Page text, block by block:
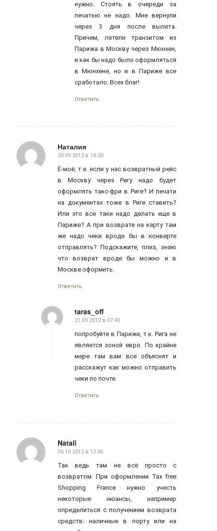
нужно. Стоять в очереди за
печатью не надо. Мне вернули
через 3 дня после вылета.
Причем, летели транзитом из
Парижа в Москву через Мюнхен,
и как бы надо было оформляться
в Мюнхене, но и в Париже все
сработало. Всех благ!
Ответить
Наталия
говорит:
20.09.2012 в 18:30
Ё-моё, т.е. если у нас возвратный рейс
в Москву через Ригу надо будет
оформлять такс-фри в Риге? И печати
на документах тоже в Риге ставить?
Или это все таки надо делать еще в
Париже? А при возврате на карту там
же надо чеки вроде бы в конверте
отправлять? Подскажите, плиз, знаю
что возврат вроде бы можно и в
Москве оформить.
Ответить
taras_off
говорит:
21.09.2012 в 07:40
попробуйте в Париже, т.к. Рига не
является зоной евро. По крайне
мере там вам все объяснят и
расскажут как можно отправить
чеки по почте.
Ответить
Natali
говорит:
05.10.2012 в 12:06
Так ведь там не всё просто с
возвратом. При оформлении Tax free
Shopping France нужно учесть
некоторые нюансы, например
определиться с получением возврата
средств: наличные в порту или на